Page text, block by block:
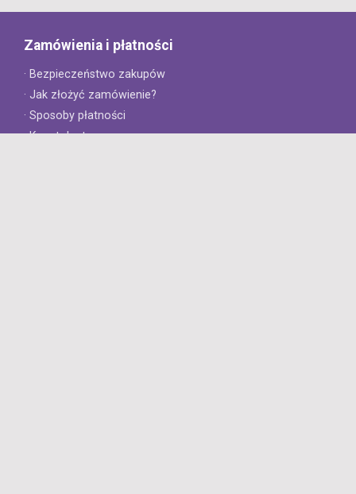
Zamówienia i płatności
· Bezpieczeństwo zakupów
· Jak złożyć zamówienie?
· Sposoby płatności
· Koszt dostawy